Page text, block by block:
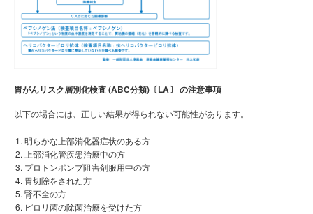
胃がんリスク層別化検査 (ABC分類) 〔LA〕 の注意事項
以下の場合には、正しい結果が得られない可能性があります。
明らかな上部消化器症状のある方
上部消化管疾患治療中の方
プロトンポンプ阻害剤服用中の方
胃切除をされた方
腎不全の方
ピロリ菌の除菌治療を受けた方